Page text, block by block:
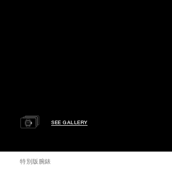
SEE GALLERY
特別版腕錶